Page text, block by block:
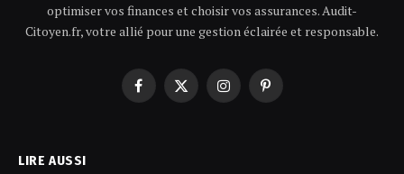
optimiser vos finances et choisir vos assurances. Audit-
Citoyen.fr, votre allié pour une gestion éclairée et responsable.
Facebook
X
InstagramPinterest
LIRE AUSSI